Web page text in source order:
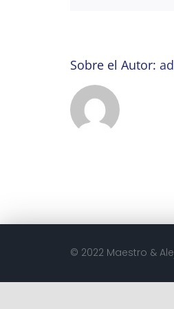
Sobre el Autor:
© 2022 Maestro &